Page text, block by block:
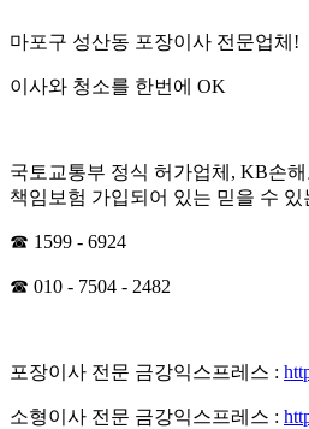
마포구 성산동 포장이사 전문업체!
이사와 청소를 한번에 OK
국토교통부 정식 허가업체, KB손
책임보험 가입되어 있는 믿을 수
☎ 1599 - 6924
☎ 010 - 7504 - 2482
포장이사 전문 금강익스프레스 :
소형이사 전문 금강익스프레스 :